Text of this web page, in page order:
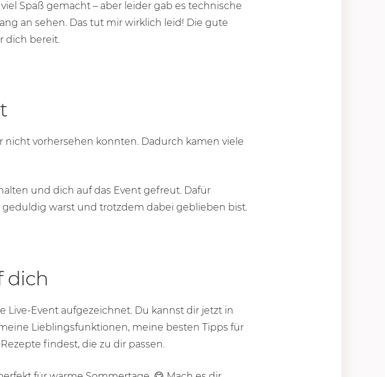
Spaß gemacht – aber leider gab es technische
an sehen. Das tut mir wirklich leid! Die gute
dich bereit.
nicht vorhersehen konnten. Dadurch kamen viele
und dich auf das Event gefreut. Dafür
warst und trotzdem dabei geblieben bist.
dich
Live-Event aufgezeichnet. Du kannst dir jetzt in
Lieblingsfunktionen, meine besten Tipps für
findest, die zu dir passen.